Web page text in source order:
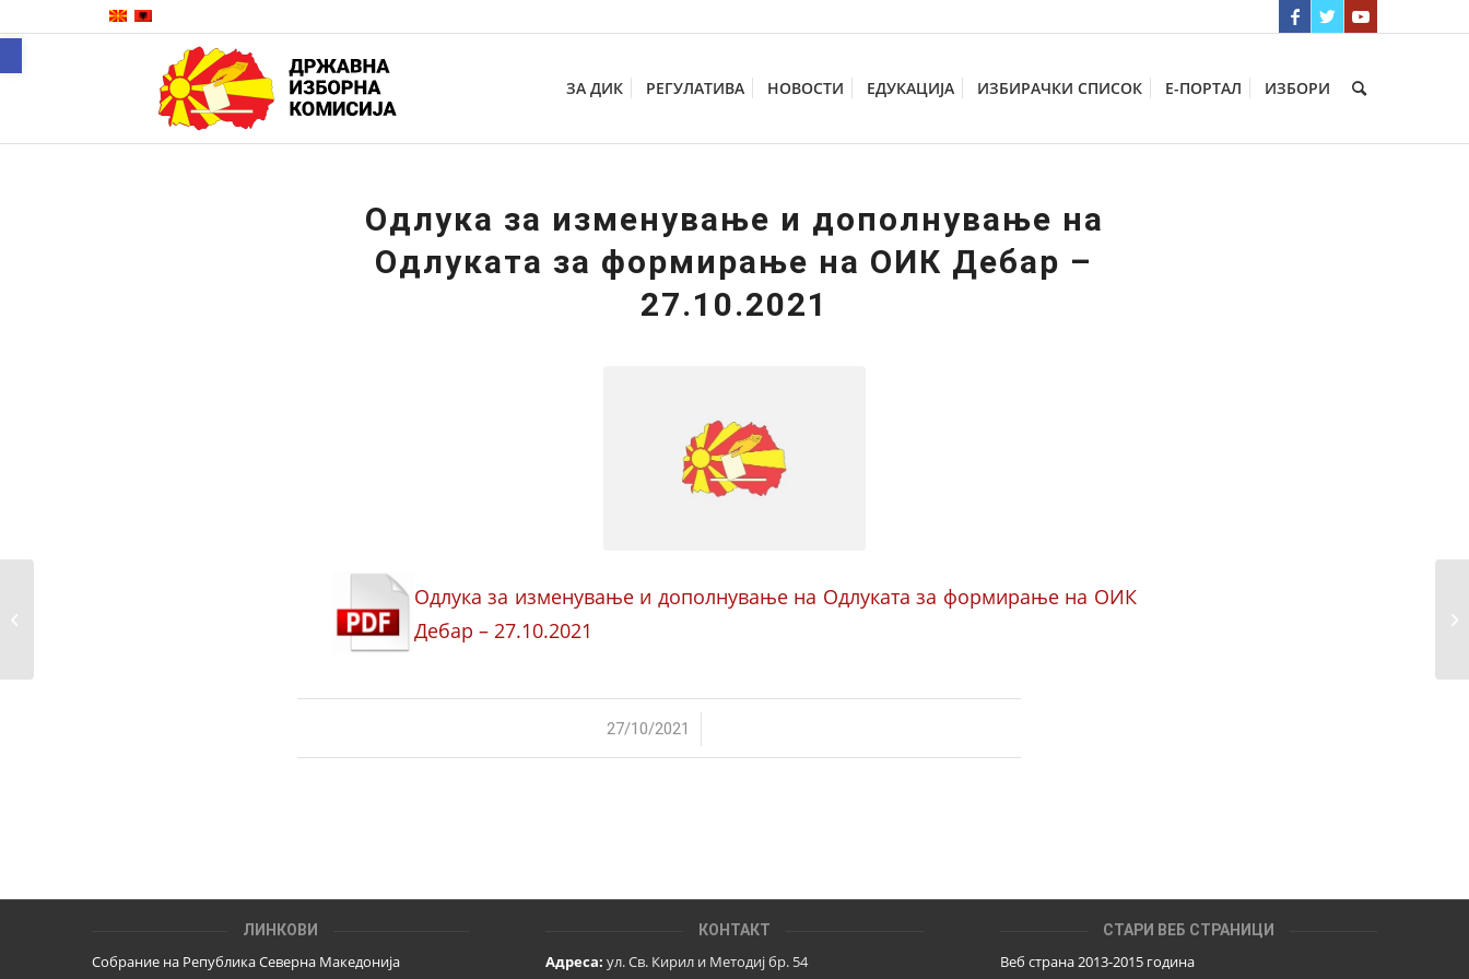
ЗА ДИК РЕГУЛАТИВА НОВОСТИ ЕДУКАЦИЈА ИЗБИРАЧКИ СПИСОК Е-ПОРТАЛ ИЗБОРИ
Одлука за изменување и дополнување на
Одлуката за формирање на ОИК Дебар –
27.10.2021
Одлука за изменување и дополнување на Одлуката за формирање на ОИК
Дебар – 27.10.2021
27/10/2021
/
ЛИНКОВИ
Собрание на Република Северна Македонија
КОНТАКТ
Адреса: ул. Св. Кирил и Методиј бр. 54
СТАРИ ВЕБ СТРАНИЦИ
Веб страна 2013-2015 година
Open toolbar